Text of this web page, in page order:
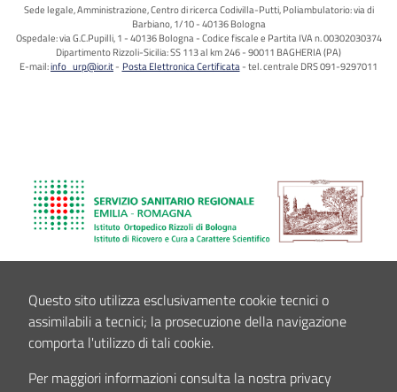
Sede legale, Amministrazione, Centro di ricerca Codivilla-Putti, Poliambulatorio: via di
Barbiano, 1/10 - 40136 Bologna
Ospedale: via G.C.Pupilli, 1 - 40136 Bologna - Codice fiscale e Partita IVA n. 00302030374
Dipartimento Rizzoli-Sicilia: SS 113 al km 246 - 90011 BAGHERIA (PA)
E-mail:info_urp@ior.it Posta Elettronica Certificata tel. centrale DRS 091-9297011
Questo sito utilizza esclusivamente cookie tecnici o
assimilabili a tecnici; la prosecuzione della navigazione
comporta l'utilizzo di tali cookie.
Per maggiori informazioni consulta la nostra privacy